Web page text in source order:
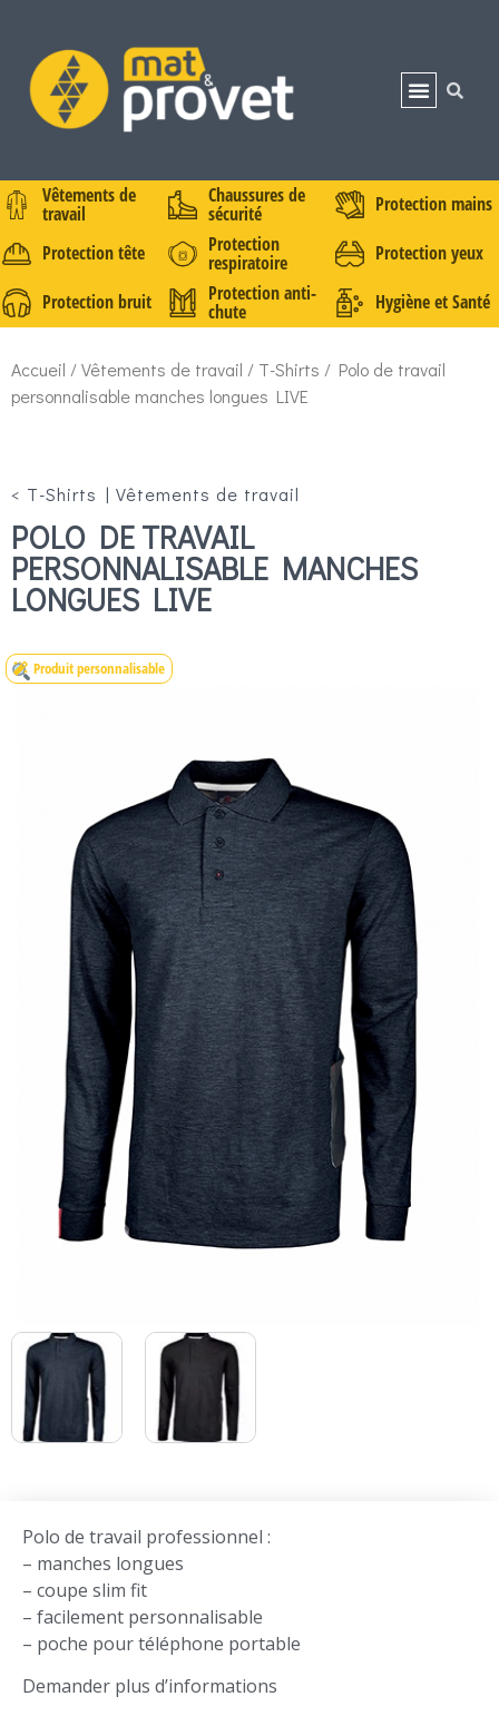
Vêtements de
travail
Chaussures de
sécurité
Protection mains
Protection tête
Protection
respiratoire
Protection yeux
Protection bruit
Protection anti-
chute Hygiène et Santé
Accueil /Vêtements de travail / T-Shirts / Polo de travail
personnalisable manches longues LIVE
< T-Shirts | Vêtements de travail
POLO DE TRAVAIL
PERSONNALISABLE MANCHES
LONGUES LIVE
Produit personnalisable
Polo de travail professionnel :
– manches longues
– coupe slim fit
– facilement personnalisable
– poche pour téléphone portable
Demander plus d’informations